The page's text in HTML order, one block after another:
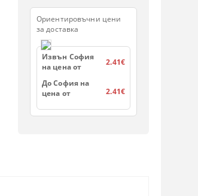
Ориентировъчни цени
за доставка
Извън София
на цена от
2.41€
До София на
цена от
2.41€